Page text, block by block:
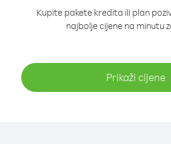
Kupite pakete kredita ili plan
najbolje cijene na minutu
Prikaži cijene